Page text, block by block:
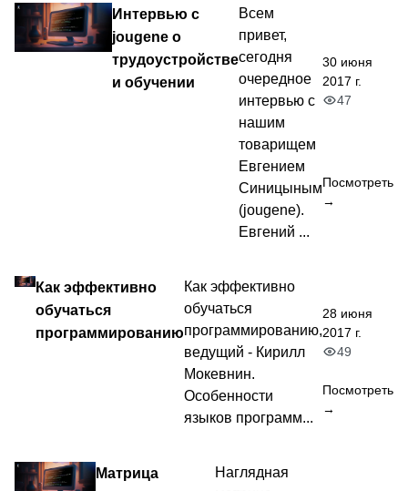
Интервью с
jougene о
трудоустройстве
и обучении
Всем
привет,
сегодня
очередное
интервью с
нашим
товарищем
Евгением
Синицыным
(jougene).
Евгений ...
30 июня
2017 г.
47
Посмотреть
→
Как эффективно
обучаться
программированию
Как эффективно
обучаться
программированию,
ведущий - Кирилл
Мокевнин.
Особенности
языков программ...
28 июня
2017 г.
49
Посмотреть
→
Матрица
Наглядная